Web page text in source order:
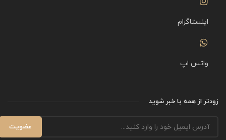
اینستاگرام
واتس اپ
زودتر از همه با خبر شوید